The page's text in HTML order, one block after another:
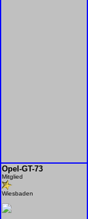
Opel-GT-73
Mitglied
Wiesbaden